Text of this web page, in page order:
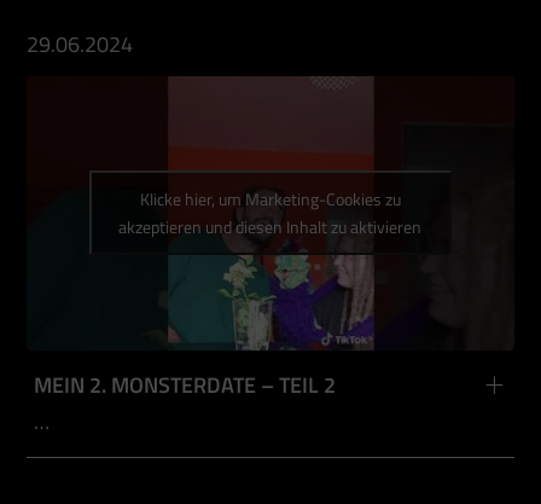
29.06.2024
Klicke hier, um Marketing-Cookies zu
akzeptieren und diesen Inhalt zu aktivieren
MEIN 2. MONSTERDATE – TEIL 2
…